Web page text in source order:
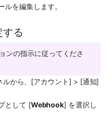
を編集します。
る
ンの指示に従ってくださ
ルから、[アカウント] > [通知]
として [Webhook] を選択し